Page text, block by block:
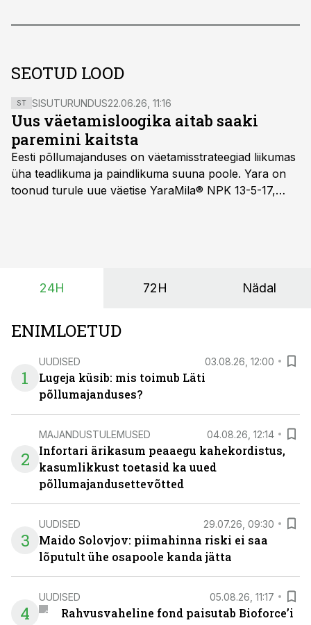
SEOTUD LOOD
ST SISUTURUNDUS22.06.26, 11:16
Uus väetamisloogika aitab saaki
paremini kaitsta
Eesti põllumajanduses on väetamisstrateegiad liikumas
üha teadlikuma ja paindlikuma suuna poole. Yara on
toonud turule uue väetise YaraMila® NPK 13-5-17,
24H 72H Nädal
ENIMLOETUD
1
UUDISED 03.08.26, 12:00
Lugeja küsib: mis toimub Läti
põllumajanduses?
2
MAJANDUSTULEMUSED 04.08.26, 12:14
Infortari ärikasum peaaegu kahekordistus,
kasumlikkust toetasid ka uued
põllumajandusettevõtted
3
UUDISED 29.07.26, 09:30
Maido Solovjov: piimahinna riski ei saa
lõputult ühe osapoole kanda jätta
4
UUDISED 05.08.26, 11:17
Rahvusvaheline fond paisutab Bioforce’i